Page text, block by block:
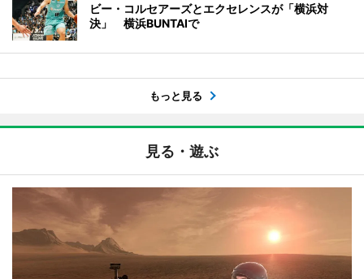
ビー・コルセアーズとエクセレンスが「横浜対
決」 横浜BUNTAIで
もっと見る
見る・遊ぶ